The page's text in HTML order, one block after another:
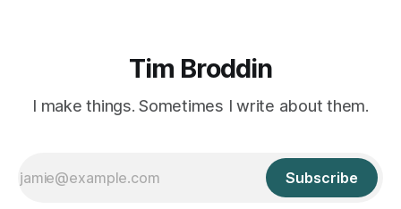
Tim Broddin
I make things. Sometimes I write about them.
Subscribe